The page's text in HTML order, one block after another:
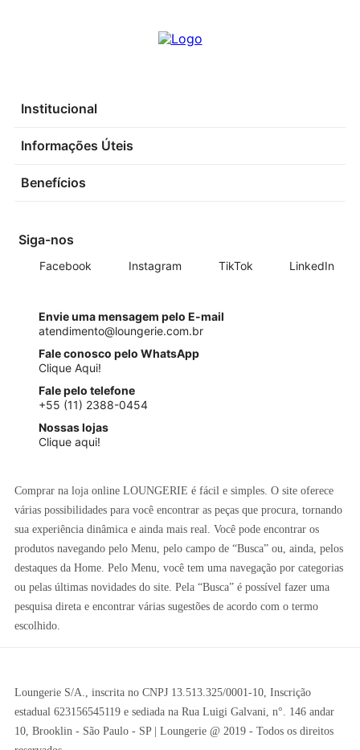
Institucional
Informações Úteis
Benefícios
Siga-nos
Facebook Instagram TikTok LinkedIn
Envie uma mensagem pelo E-mail
atendimento@loungerie.com.br
Fale conosco pelo WhatsApp
Clique Aqui!
Fale pelo telefone
+55 (11) 2388-0454
Nossas lojas
Clique aqui!
Comprar na loja online LOUNGERIE é fácil e simples. O site oferece
várias possibilidades para você encontrar as peças que procura, tornando
sua experiência dinâmica e ainda mais real. Você pode encontrar os
produtos navegando pelo Menu, pelo campo de “Busca” ou, ainda, pelos
destaques da Home. Pelo Menu, você tem uma navegação por categorias
ou pelas últimas novidades do site. Pela “Busca” é possível fazer uma
pesquisa direta e encontrar várias sugestões de acordo com o termo
escolhido.
Loungerie S/A., inscrita no CNPJ 13.513.325/0001-10, Inscrição
estadual 623156545119 e sediada na Rua Luigi Galvani, n°. 146 andar
10, Brooklin - São Paulo - SP | Loungerie @ 2019 - Todos os direitos